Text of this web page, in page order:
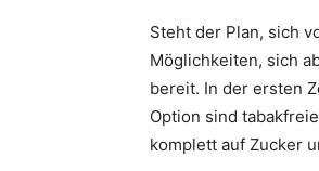
Steht der Plan, sich
Möglichkeiten, sich
bereit. In der ersten
Option sind
komplett auf Zucker